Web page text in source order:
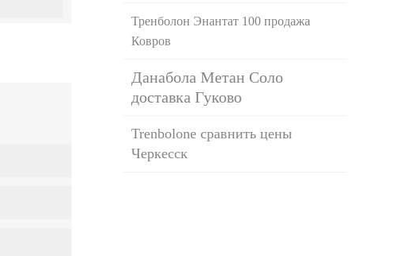
Тренболон Энантат 100 продажа
Ковров
Данабола Метан Соло
доставка Гуково
Trenbolone сравнить цены
Черкесск